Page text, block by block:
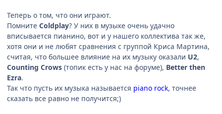
Теперь о том, что они играют.
Помните Coldplay? У них в музыке очень удачно
вписывается пианино, вот и у нашего коллектива так же,
хотя они и не любят сравнения с группой Криса Мартина,
считая, что большее влияние на их музыку оказали U2,
Counting Crows (топик есть у нас на форуме), Better then
Ezra.
Так что пусть их музыка называется piano rock, точнее
сказать все равно не получится;)